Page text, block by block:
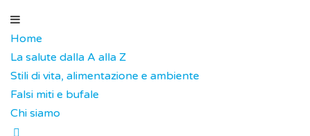
Home
La salute dalla A alla Z
Stili di vita, alimentazione e ambiente
Falsi miti e bufale
Chi siamo